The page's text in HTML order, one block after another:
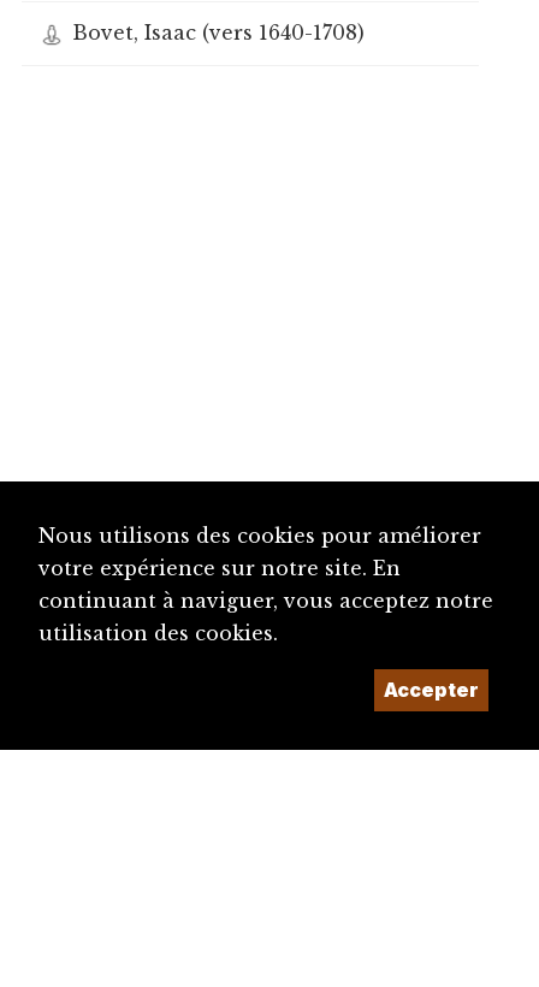
Bovet, Isaac (vers 1640-1708)
Nous utilisons des cookies pour améliorer
votre expérience sur notre site. En
continuant à naviguer, vous acceptez notre
utilisation des cookies.
Accepter